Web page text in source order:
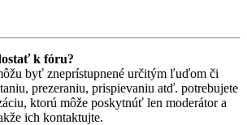
k fóru?
byť zneprístupnené určitým ľuďom či
prezeraniu, prispievaniu atď. potrebujete
ktorú môže poskytnúť len moderátor a
ich kontaktujte.